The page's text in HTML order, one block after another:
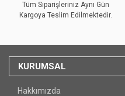
Tüm Siparişleriniz Aynı Gün
Kargoya Teslim Edilmektedir.
KURUMSAL
Hakkımızda